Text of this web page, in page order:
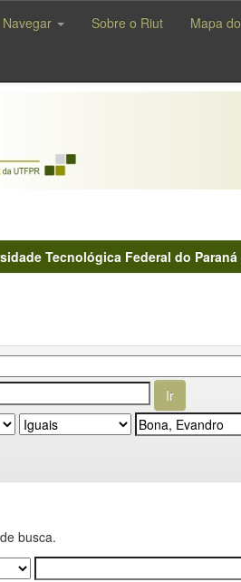
Navegar Sobre o Riut Mapa
Tecnológica Federal do Paraná
busca.